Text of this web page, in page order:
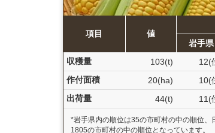
項目 値
岩手県
収穫量
103(t) 12(
作付面積
20(ha) 10(
出荷量
44(t) 11(
*岩手県内の順位は35の市町村の中の順位、
1805の市町村の中の順位となっています。